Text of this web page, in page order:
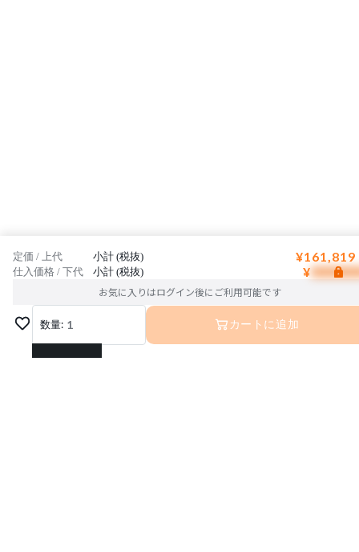
定価 / 上代 小計 (税抜) ¥161,819
仕入価格 / 下代 小計 (税抜) ¥
お気に入りはログイン後にご利用可能です
数量: 1
1
カートに追加